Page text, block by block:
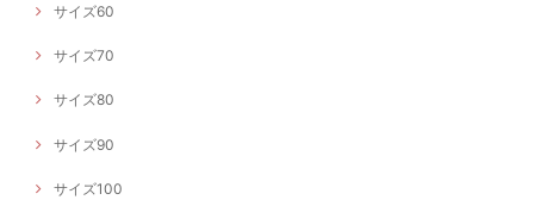
サイズ60
サイズ70
サイズ80
サイズ90
サイズ100